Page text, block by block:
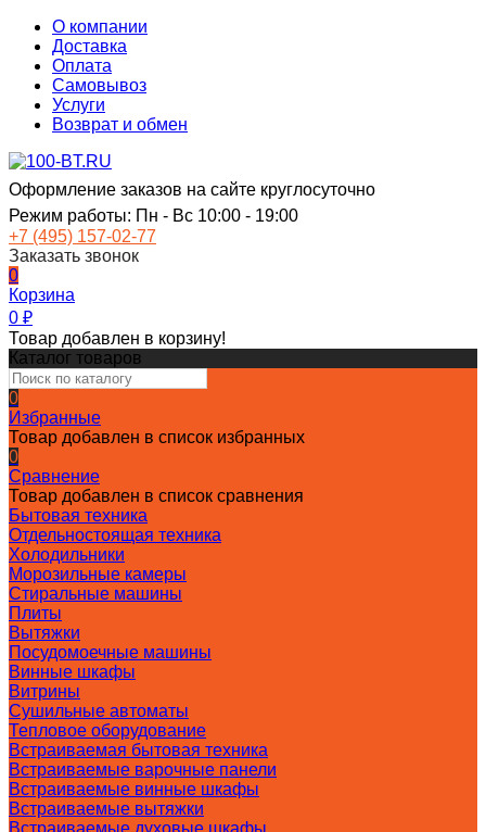
О компании
Доставка
Оплата
Самовывоз
Услуги
Возврат и обмен
Оформление заказов на сайте круглосуточно
Режим работы: Пн - Вс 10:00 - 19:00
+7 (495) 157-02-77
Заказать звонок
0
Корзина
0 ₽
Товар добавлен в корзину!
Каталог товаров
0
Избранные
Товар добавлен в список избранных
0
Сравнение
Товар добавлен в список сравнения
Бытовая техника
Отдельностоящая техника
Холодильники
Морозильные камеры
Стиральные машины
Плиты
Вытяжки
Посудомоечные машины
Винные шкафы
Витрины
Сушильные автоматы
Тепловое оборудование
Встраиваемая бытовая техника
Встраиваемые варочные панели
Встраиваемые винные шкафы
Встраиваемые вытяжки
Встраиваемые духовые шкафы